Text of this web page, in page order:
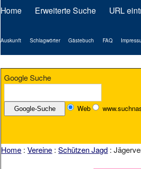
Home Erweiterte Suche URL
Auskunft Schlagwörter Gästebuch FAQ
Google Suche
Web
Home :Vereine :Schützen Jagd :